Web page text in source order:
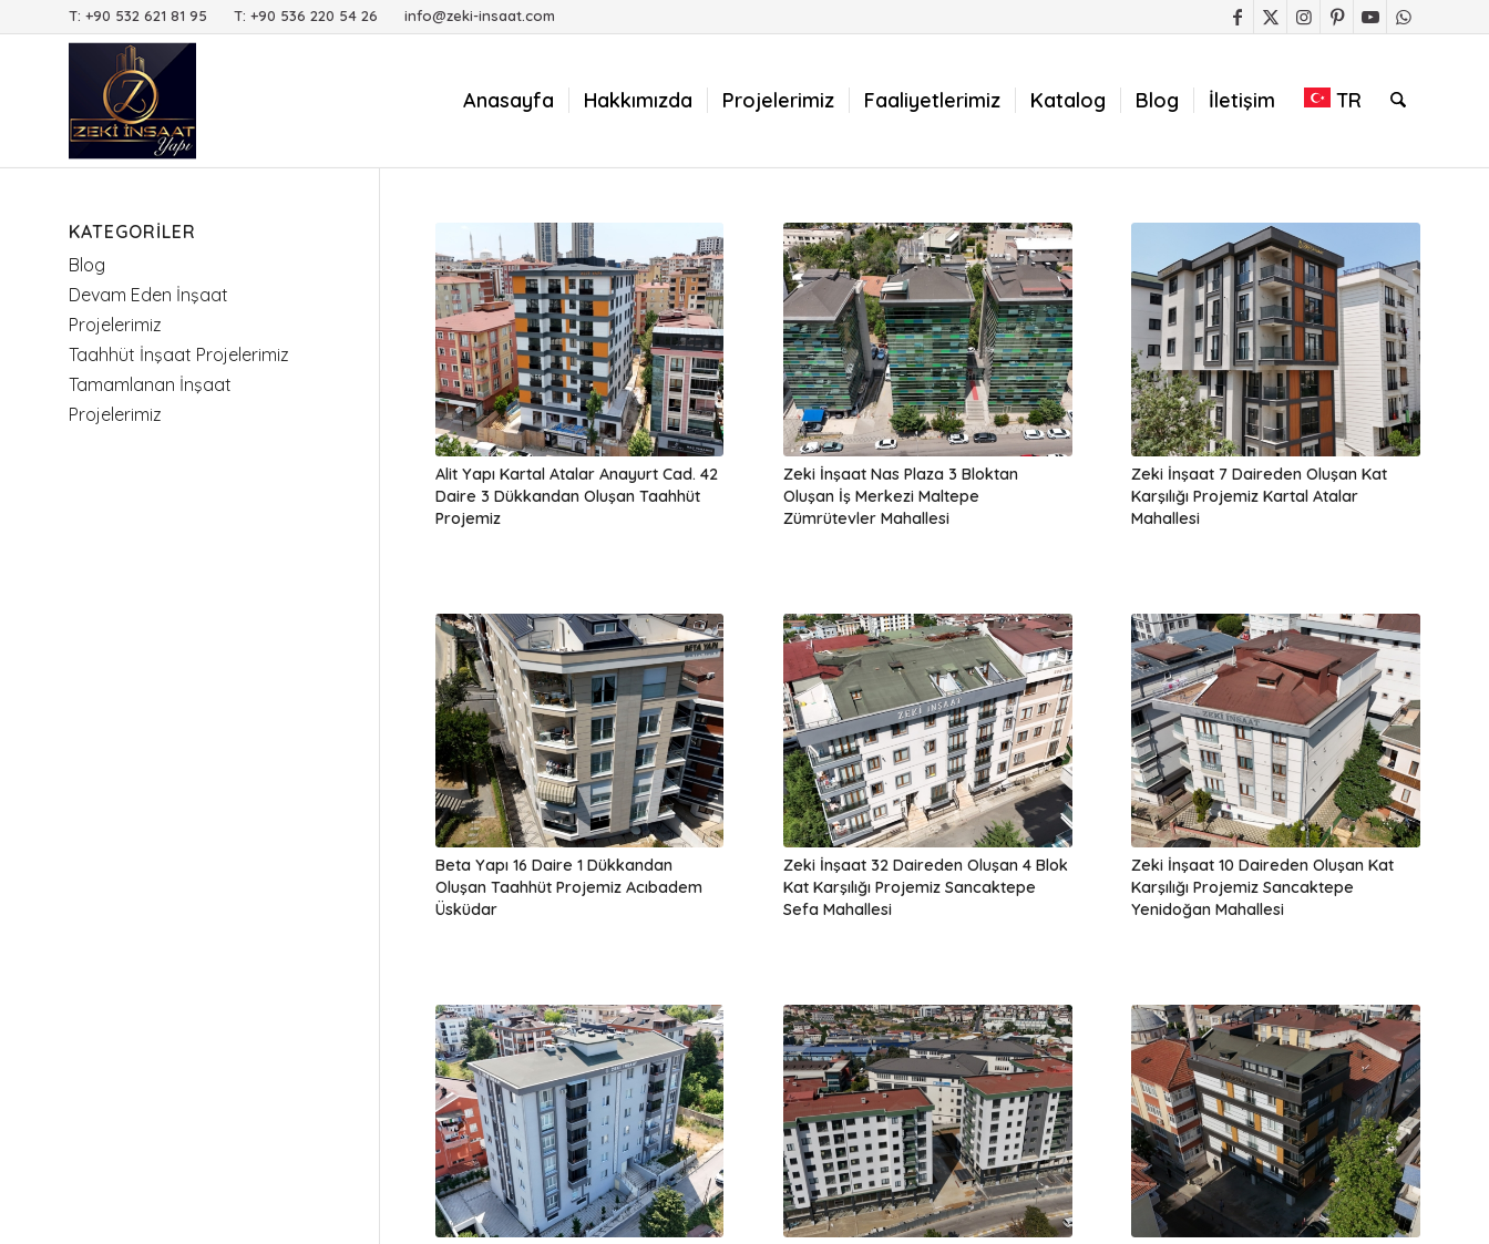
T: +90 532 621 81 95 T: +90 536 220 54 26 info@zeki-insaat.com
Anasayfa Hakkımızda Projelerimiz Faaliyetlerimiz Katalog Blog İletişim TR
Alit Yapı Kartal Atalar Anayurt Cad. 42
Daire 3 Dükkandan Oluşan Taahhüt
Projemiz
Zeki İnşaat Nas Plaza 3 Bloktan
Oluşan İş Merkezi Maltepe
Zümrütevler Mahallesi
Zeki İnşaat 7 Daireden Oluşan Kat
Karşılığı Projemiz Kartal Atalar
Mahallesi
Beta Yapı 16 Daire 1 Dükkandan
Oluşan Taahhüt Projemiz Acıbadem
Üsküdar
Zeki İnşaat 32 Daireden Oluşan 4 Blok
Kat Karşılığı Projemiz Sancaktepe
Sefa Mahallesi
Zeki İnşaat 10 Daireden Oluşan Kat
Karşılığı Projemiz Sancaktepe
Yenidoğan Mahallesi
KATEGORILER
Blog
Devam Eden İnşaat
Projelerimiz
Taahhüt İnşaat Projelerimiz
Tamamlanan İnşaat
Projelerimiz